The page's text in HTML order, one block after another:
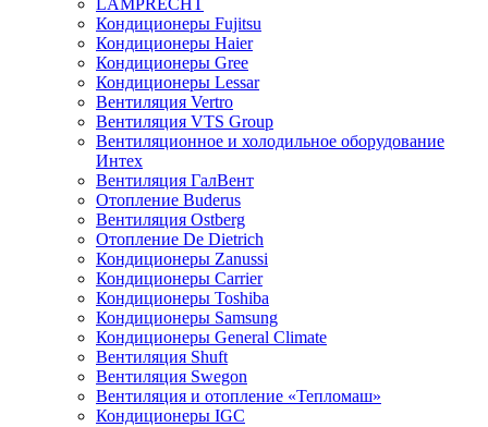
LAMPRECHT
Кондиционеры Fujitsu
Кондиционеры Haier
Кондиционеры Gree
Кондиционеры Lessar
Вентиляция Vertro
Вентиляция VTS Group
Вентиляционное и холодильное оборудование
Интех
Вентиляция ГалВент
Отопление Buderus
Вентиляция Ostberg
Отопление De Dietrich
Кондиционеры Zanussi
Кондиционеры Carrier
Кондиционеры Toshiba
Кондиционеры Samsung
Кондиционеры General Climate
Вентиляция Shuft
Вентиляция Swegon
Вентиляция и отопление «Тепломаш»
Кондиционеры IGC